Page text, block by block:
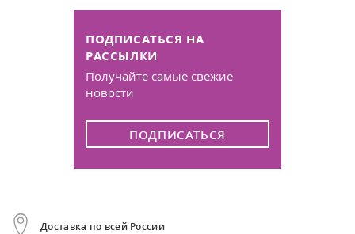
ПОДПИСАТЬСЯ НА
РАССЫЛКИ
Получайте самые свежие
новости
ПОДПИСАТЬСЯ
Доставка по всей России